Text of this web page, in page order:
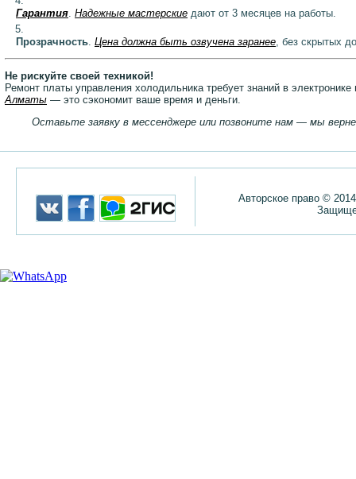
Гарантия. Надежные мастерские дают от 3 месяцев на работы.
Прозрачность. Цена должна быть озвучена заранее, без скрытых
Не рискуйте своей техникой!
Ремонт платы управления холодильника требует знаний в
Алматы — это сэкономит ваше время и деньги.
Оставьте заявку в мессенджере или позвоните нам — мы
Авторское право ©